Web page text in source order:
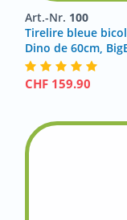
Art.-Nr. 100
Tirelire bleue
Dino de 60cm,
CHF 159.90